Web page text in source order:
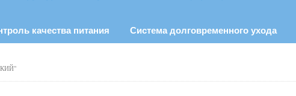
качества питания Система долговременного ухода